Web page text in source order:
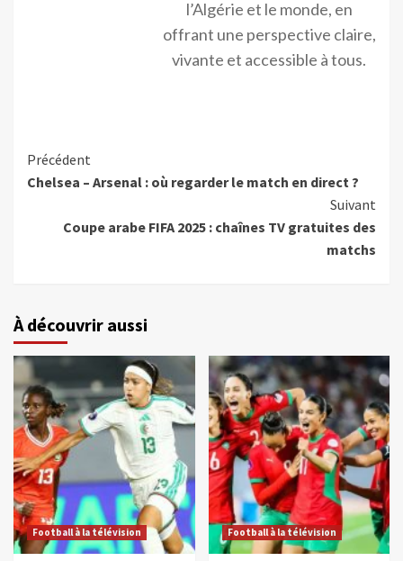
l’Algérie et le monde, en
offrant une perspective claire,
vivante et accessible à tous.
Précédent
Chelsea – Arsenal : où regarder le match en direct ?
Suivant
Coupe arabe FIFA 2025 : chaînes TV gratuites des
matchs
À découvrir aussi
Football à la télévision Football à la télévision